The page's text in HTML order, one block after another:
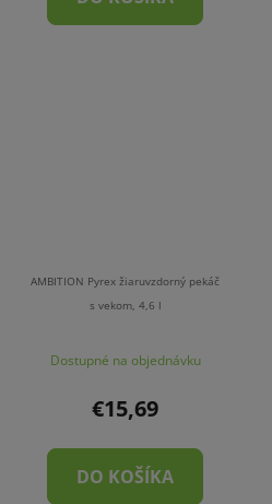
AMBITION Pyrex žiaruvzdorný pekáč
s vekom, 4,6 l
Dostupné na objednávku
€15,69
DO KOŠÍKA